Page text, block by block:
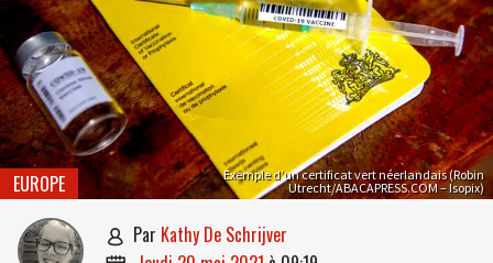
Exemple d’un certificat vert néerlandais (Robin
Utrecht/ABACAPRESS.COM – Isopix)
EUROPE
 par Kathy De Schrijver